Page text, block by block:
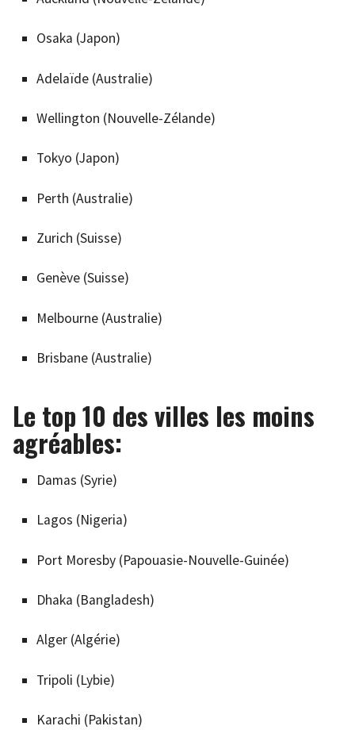
Osaka (Japon)
Adelaïde (Australie)
Wellington (Nouvelle-Zélande)
Tokyo (Japon)
Perth (Australie)
Zurich (Suisse)
Genève (Suisse)
Melbourne (Australie)
Brisbane (Australie)
Le top 10 des villes les moins
agréables:
Damas (Syrie)
Lagos (Nigeria)
Port Moresby (Papouasie-Nouvelle-Guinée)
Dhaka (Bangladesh)
Alger (Algérie)
Tripoli (Lybie)
Karachi (Pakistan)